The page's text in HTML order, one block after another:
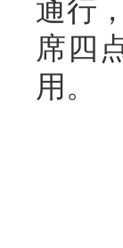
通行
席四
用。